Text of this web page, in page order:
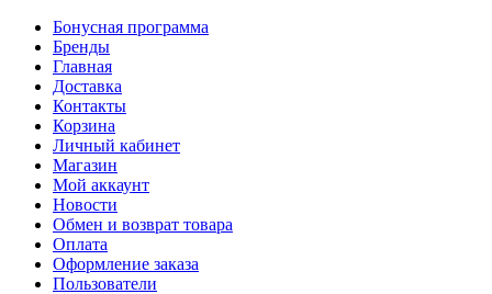
Бонусная программа
Бренды
Главная
Доставка
Контакты
Корзина
Личный кабинет
Магазин
Мой аккаунт
Новости
Обмен и возврат товара
Оплата
Оформление заказа
Пользователи